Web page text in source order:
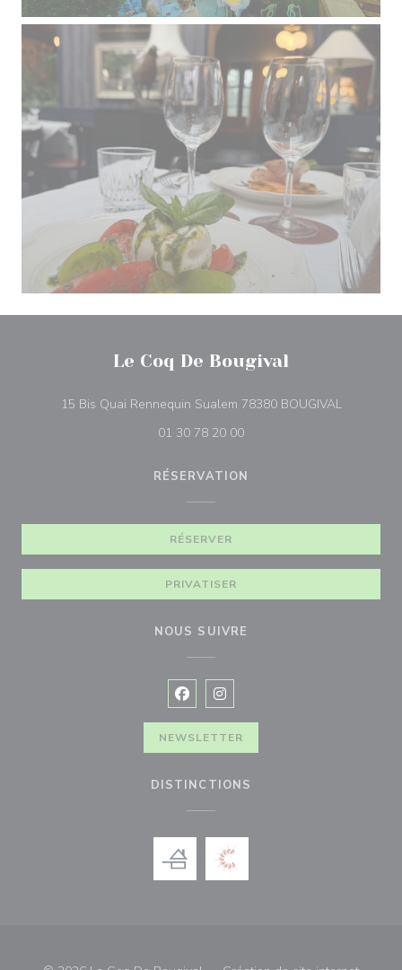
Le Coq De Bougival
15 Bis Quai Rennequin Sualem 78380 BOUGIVAL((ouvre
01 30 78 20 00
RÉSERVATION
RÉSERVER
PRIVATISER
NOUS SUIVRE
Facebook ((ouvre une nouvelle
Instagram ((ouvre une
NEWSLETTER
DISTINCTIONS